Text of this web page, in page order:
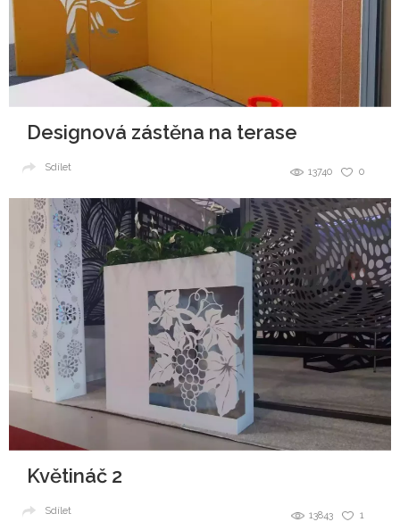
Designová zástěna na terase
0
13740
Sdílet
Květináč 2
1
13843
Sdílet